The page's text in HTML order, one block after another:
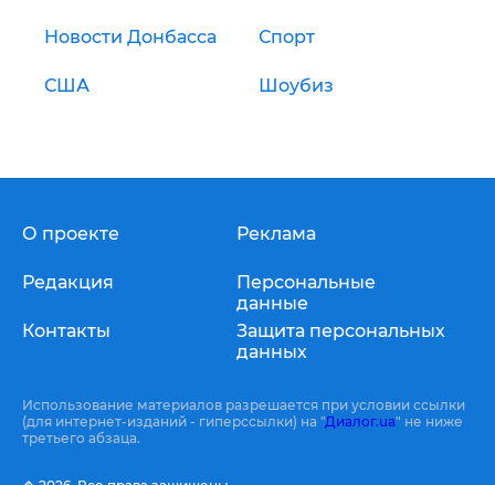
Новости Донбасса Спорт
США Шоубиз
О проекте
Редакция
Контакты
Реклама
Персональные
данные
Защита персональных
данных
Использование материалов разрешается при условии ссылки
(для интернет-изданий - гиперссылки) на "Диалог.ua" не ниже
третьего абзаца.